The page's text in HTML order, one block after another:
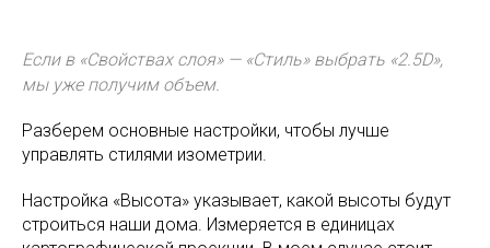
Если в «Свойствах слоя» — «Стиль» выбрать «2.5D»,
мы уже получим объем.
Разберем основные настройки, чтобы лучше
управлять стилями изометрии.
Настройка «Высота» указывает, какой высоты будут
строиться наши дома. Измеряется в единицах